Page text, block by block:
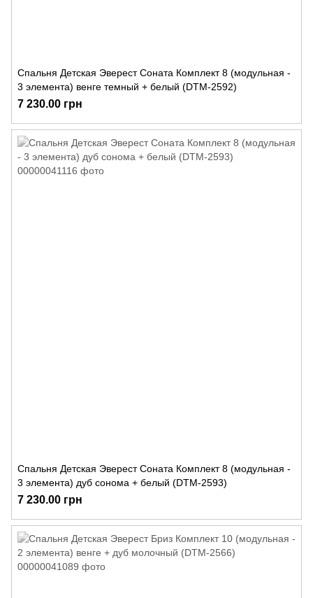
Спальня Детская Эверест Соната Комплект 8 (модульная -
3 элемента) венге темный + белый (DTM-2592)
7 230.00 грн
Спальня Детская Эверест Соната Комплект 8 (модульная -
3 элемента) дуб сонома + белый (DTM-2593)
7 230.00 грн